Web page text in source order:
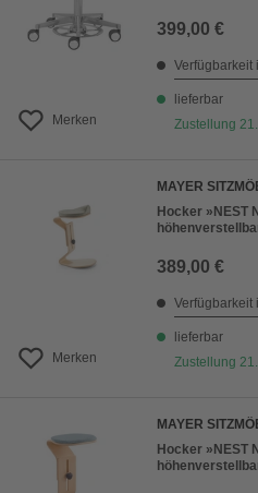
Merken
399,00 €
Verfügbarkeit
lieferbar
Zustellung
Merken
MAYER
Hocker »NEST
389,00 €
Verfügbarkeit
lieferbar
Zustellung
MAYER
Hocker »NEST